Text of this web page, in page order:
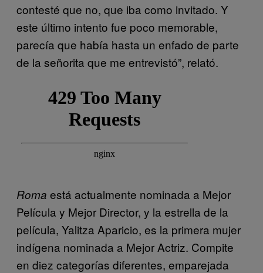
contesté que no, que iba como invitado. Y
este último intento fue poco memorable,
parecía que había hasta un enfado de parte
de la señorita que me entrevistó”, relató.
Roma está actualmente nominada a Mejor
Película y Mejor Director, y la estrella de la
película, Yalitza Aparicio, es la primera mujer
indígena nominada a Mejor Actriz. Compite
en diez categorías diferentes, emparejada